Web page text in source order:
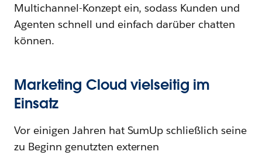
Multichannel-Konzept ein, sodass Kunden und
Agenten schnell und einfach darüber chatten
können.
Marketing Cloud vielseitig im
Einsatz
Vor einigen Jahren hat SumUp schließlich seine
zu Beginn genutzten externen